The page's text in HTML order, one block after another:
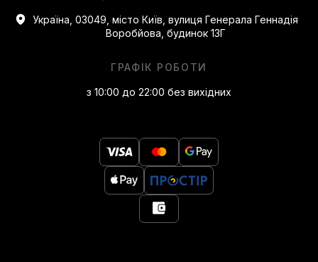
Україна, 03049, місто Київ, вулиця Генерала Геннадія
Воробйова, будинок 13Г
ГРАФІК РОБОТИ
з 10:00 до 22:00 без вихідних